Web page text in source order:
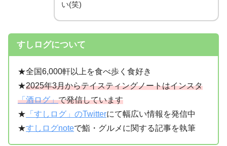
い(笑)
すしログについて
★全国6,000軒以上を食べ歩く食好き
★2025年3月からテイスティングノートはインスタ
「酒ログ」で発信しています
★ 「すしログ」のTwitterにて幅広い情報を発信中
★すしログnoteで鮨・グルメに関する記事を執筆